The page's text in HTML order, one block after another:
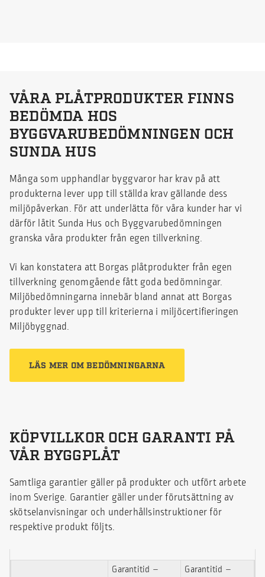
VÅRA PLÅTPRODUKTER FINNS
BEDÖMDA HOS
BYGGVARUBEDÖMNINGEN OCH
SUNDA HUS
Många som upphandlar byggvaror har krav på att
produkterna lever upp till ställda krav gällande dess
miljöpåverkan. För att underlätta för våra kunder har vi
därför låtit Sunda Hus och Byggvarubedömningen
granska våra produkter från egen tillverkning.
Vi kan konstatera att Borgas plåtprodukter från egen
tillverkning genomgående fått goda bedömningar.
Miljöbedömningarna innebär bland annat att Borgas
produkter lever upp till kriterierna i miljöcertifieringen
Miljöbyggnad.
LÄS MER OM BEDÖMNINGARNA
KÖPVILLKOR OCH GARANTI PÅ
VÅR BYGGPLÅT
Samtliga garantier gäller på produkter och utfört arbete
inom Sverige. Garantier gäller under förutsättning av
skötselanvisningar och underhållsinstruktioner för
respektive produkt följts.
Garantitid –
Garantitid –